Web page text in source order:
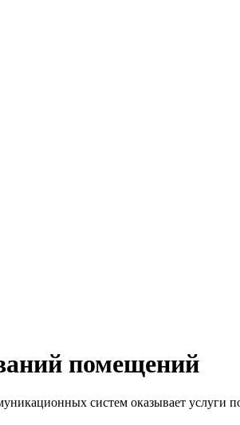
помещений
систем оказывает услуги